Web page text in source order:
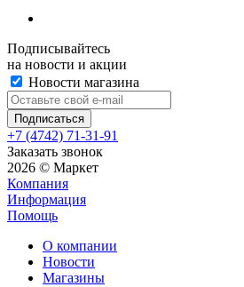
Подписывайтесь
на новости и акции
Новости магазина
+7 (4742) 71-31-91
Заказать звонок
2026 © Маркет
Компания
Информация
Помощь
О компании
Новости
Магазины